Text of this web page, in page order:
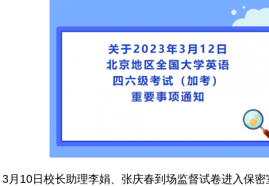
3月10日校长助理李娟、张庆春到场监督试卷进入保